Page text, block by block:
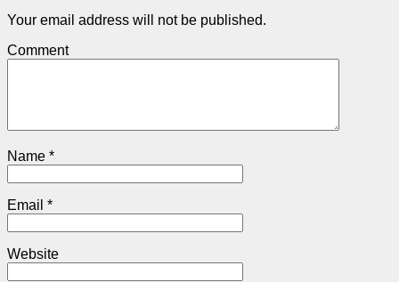
Your email address will not be published.
Comment
Name *
Email *
Website